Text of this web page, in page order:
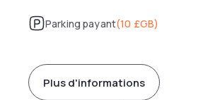
Parking payant(10 £GB)
Plus d'informations